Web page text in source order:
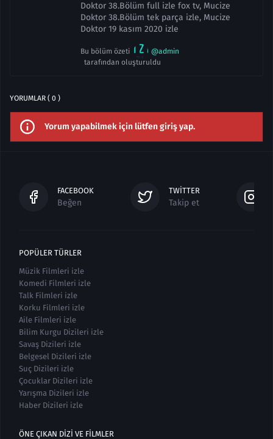
Doktor 38.Bölüm full izle fox tv, Mucize
Doktor 38.Bölüm tek parça izle, Mucize
Doktor 19 kasım 2020 izle
Bu bölüm özeti
@admin
tarafından oluşturuldu
YORUMLAR ( 0 )
Yorum yapabilmek için lütfen giriş yap.
FACEBOOK
Beğen
TWITTER
Takip et
POPÜLER TÜRLER
Müzik Filmleri izle
Komedi Filmleri izle
Talk Filmleri izle
Korku Filmleri izle
Aile Filmleri izle
Bilim Kurgu Dizileri izle
Savaş Dizileri izle
Belgesel Dizileri izle
Suç Dizileri izle
Çocuklar Dizileri izle
Yarışma Dizileri izle
Haber Dizileri izle
ÖNE ÇIKAN DIZI VE FILMLER